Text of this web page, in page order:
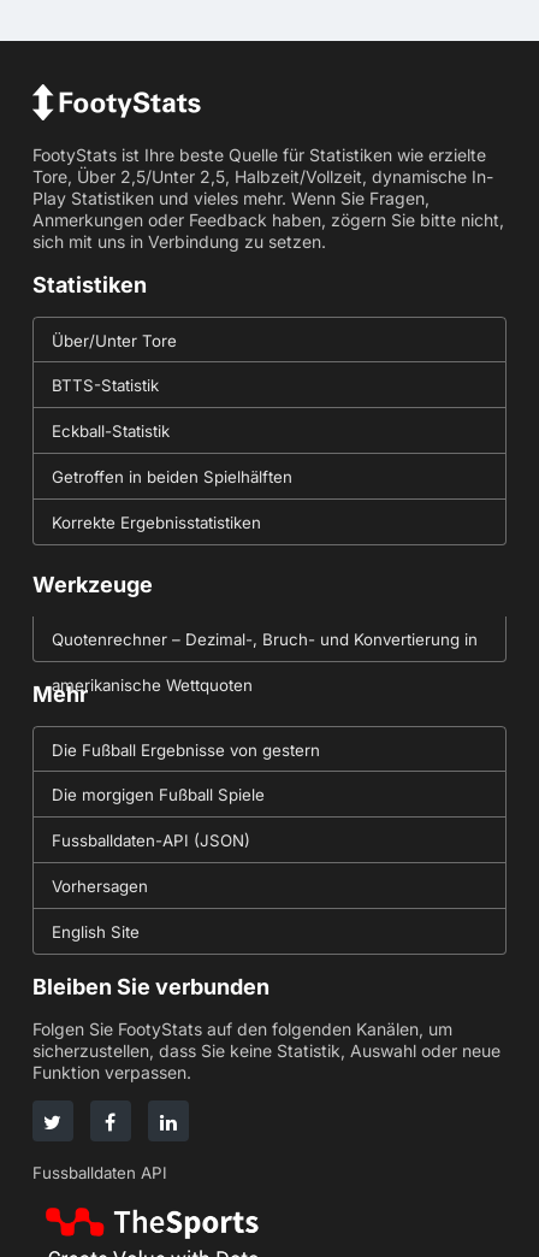
FootyStats ist Ihre beste Quelle für Statistiken wie erzielte
Tore, Über 2,5/Unter 2,5, Halbzeit/Vollzeit, dynamische In-
Play Statistiken und vieles mehr. Wenn Sie Fragen,
Anmerkungen oder Feedback haben, zögern Sie bitte nicht,
sich mit uns in Verbindung zu setzen.
Statistiken
Über/Unter Tore
BTTS-Statistik
Eckball-Statistik
Getroffen in beiden Spielhälften
Korrekte Ergebnisstatistiken
Werkzeuge
Quotenrechner – Dezimal-, Bruch- und Konvertierung in
amerikanische Wettquoten
Mehr
Die Fußball Ergebnisse von gestern
Die morgigen Fußball Spiele
Fussballdaten-API (JSON)
Vorhersagen
English Site
Bleiben Sie verbunden
Folgen Sie FootyStats auf den folgenden Kanälen, um
sicherzustellen, dass Sie keine Statistik, Auswahl oder neue
Funktion verpassen.
Fussballdaten API